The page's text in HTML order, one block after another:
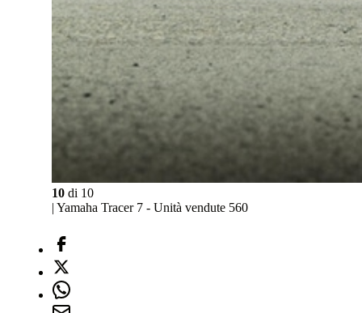
10 di 10
| Yamaha Tracer 7 - Unità vendute 560